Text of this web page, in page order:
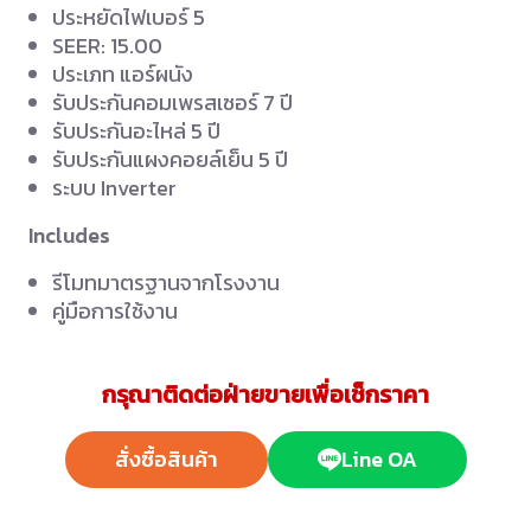
ประหยัดไฟเบอร์ 5
SEER: 15.00
ประเภท แอร์ผนัง
รับประกันคอมเพรสเซอร์ 7 ปี
รับประกันอะไหล่ 5 ปี
รับประกันแผงคอยล์เย็น 5 ปี
ระบบ Inverter
Includes
รีโมทมาตรฐานจากโรงงาน
คู่มือการใช้งาน
กรุณาติดต่อฝ่ายขายเพื่อเช็กราคา
สั่งซื้อสินค้า Line OA